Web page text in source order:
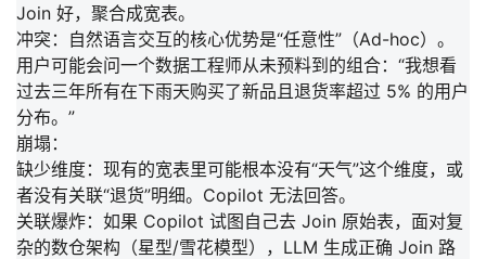
Join 好，聚合成宽表。
冲突： 自然语言交互的核心优势是“任意性” （Ad-hoc）。
用户可能会问一个数据工程师从未预料到的组合：“我想看
过去三年所有在下雨天购买了新品且退货率超过 5% 的用户
分布。”
崩塌：
缺少维度： 现有的宽表里可能根本没有“天气”这个维度，或
者没有关联“退货”明细。Copilot 无法回答。
关联爆炸： 如果 Copilot 试图自己去 Join 原始表，面对复
杂的数仓架构（星型/雪花模型），LLM 生成正确 Join 路